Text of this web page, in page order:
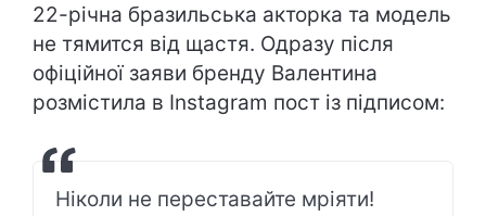
22-річна бразильська акторка та модель
не тямится від щастя. Одразу після
офіційної заяви бренду Валентина
розмістила в Instagram пост із підписом:
Ніколи не переставайте мріяти!